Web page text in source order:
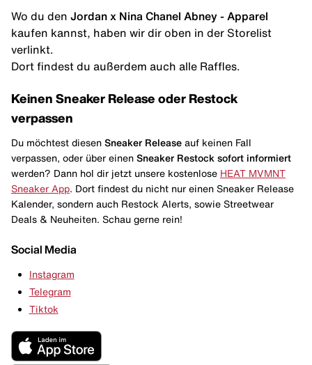
Wo du den Jordan x Nina Chanel Abney - Apparel
kaufen kannst, haben wir dir oben in der Storelist
verlinkt.
Dort findest du außerdem auch alle Raffles.
Keinen Sneaker Release oder Restock
verpassen
Du möchtest diesen Sneaker Release auf keinen Fall
verpassen, oder über einen Sneaker Restock sofort informiert
werden? Dann hol dir jetzt unsere kostenlose HEAT MVMNT
Sneaker App. Dort findest du nicht nur einen Sneaker Release
Kalender, sondern auch Restock Alerts, sowie Streetwear
Deals & Neuheiten. Schau gerne rein!
Social Media
Instagram
Telegram
Tiktok